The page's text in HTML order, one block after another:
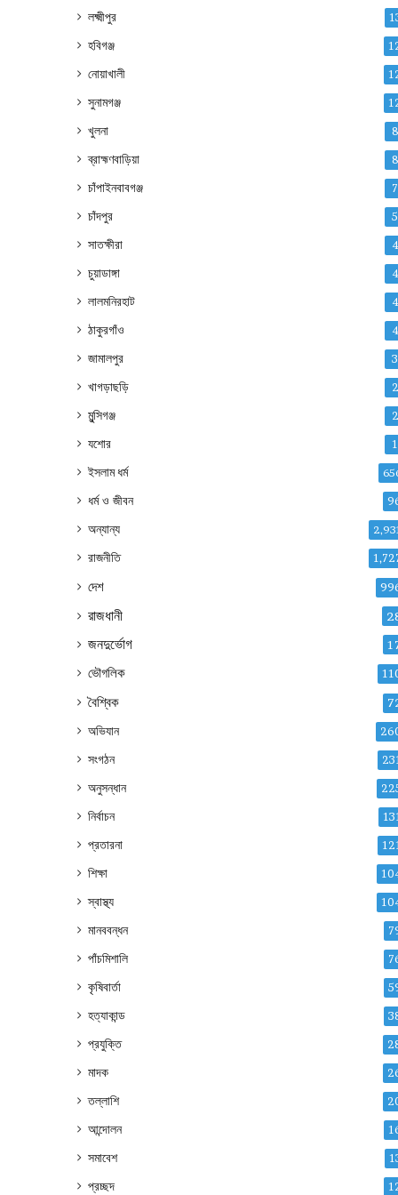
লক্ষ্মীপুর
হবিগঞ্জ
নোয়াখালী
সুনামগঞ্জ
খুলনা 8
ব্রাহ্মণবাড়িয়া 8
চাঁপাইনবাবগঞ্জ 7
চাঁদপুর 5
সাতক্ষীরা 4
চুয়াডাঙ্গা 4
লালমনিরহাট 4
ঠাকুরগাঁও 4
জামালপুর 3
খাগড়াছড়ি 2
মুন্সিগঞ্জ 2
যশোর 1
ইসলাম ধর্ম
ধর্ম ও জীবন
অন্যান্য
রাজনীতি
দেশ
রাজধানী
জনদুর্ভোগ
ভৌগলিক
বৈশ্বিক
অভিযান
সংগঠন
অনুসন্ধান
নির্বাচন
প্রতারনা
শিক্ষা
স্বাস্থ্য
মানববন্ধন
পাঁচমিশালি
কৃষিবার্তা
হত্যাকান্ড
প্রযুক্তি
মাদক
তল্লাশি
আন্দোলন
সমাবেশ
প্রচ্ছদ